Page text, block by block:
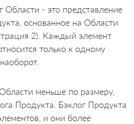
Области - это представление
основанное на Области
2). Каждый элемент
только к одному
меньше по размеру,
Продукта. Бэклог Продукта
и они более